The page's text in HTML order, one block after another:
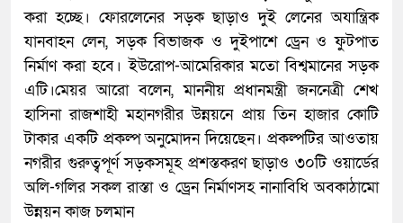
করা হচ্ছে। ফোরলেনের সড়ক ছাড়াও দুই লেনের অযান্ত্রিক
যানবাহন লেন, সড়ক বিভাজক ও দুইপাশে ড্রেন ও ফুটপাত
নির্মাণ করা হবে। ইউরোপ-আমেরিকার মতো বিশ্বমানের সড়ক
এটি।মেয়র আরো বলেন, মাননীয় প্রধানমন্ত্রী জননেত্রী শেখ
হাসিনা রাজশাহী মহানগরীর উন্নয়নে প্রায় তিন হাজার কোটি
টাকার একটি প্রকল্প অনুমোদন দিয়েছেন। প্রকল্পটির আওতায়
নগরীর গুরুত্বপূর্ণ সড়কসমূহ প্রশস্তকরণ ছাড়াও ৩০টি ওয়ার্ডের
অলি-গলির সকল রাস্তা ও ড্রেন নির্মাণসহ নানাবিধি অবকাঠামো
উন্নয়ন কাজ চলমান